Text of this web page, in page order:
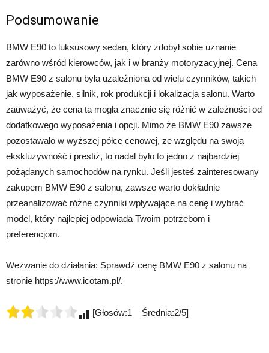
Podsumowanie
BMW E90 to luksusowy sedan, który zdobył sobie uznanie
zarówno wśród kierowców, jak i w branży motoryzacyjnej. Cena
BMW E90 z salonu była uzależniona od wielu czynników, takich
jak wyposażenie, silnik, rok produkcji i lokalizacja salonu. Warto
zauważyć, że cena ta mogła znacznie się różnić w zależności od
dodatkowego wyposażenia i opcji. Mimo że BMW E90 zawsze
pozostawało w wyższej półce cenowej, ze względu na swoją
ekskluzywność i prestiż, to nadal było to jedno z najbardziej
pożądanych samochodów na rynku. Jeśli jesteś zainteresowany
zakupem BMW E90 z salonu, zawsze warto dokładnie
przeanalizować różne czynniki wpływające na cenę i wybrać
model, który najlepiej odpowiada Twoim potrzebom i
preferencjom.
Wezwanie do działania: Sprawdź cenę BMW E90 z salonu na
stronie https://www.icotam.pl/.
[Głosów:1 Średnia:2/5]